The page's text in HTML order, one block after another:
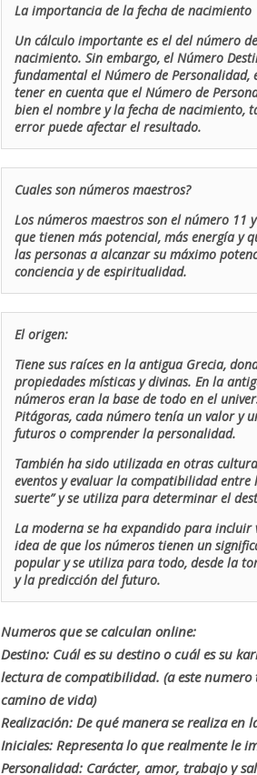
La importancia de la fecha de nacimiento
Un cálculo importante es el del número
nacimiento. Sin embargo, el Número
fundamental el Número de
tener en cuenta que el Número de
bien el nombre y la fecha de nacimiento,
error puede afectar el resultado.
Cuales son números maestros?
Los números maestros son el número 11
que tienen más potencial, más energía y
las personas a alcanzar su máximo
conciencia y de espiritualidad.
El origen:
Tiene sus raíces en la antigua Grecia,
propiedades místicas y divinas. En la
números eran la base de todo en el
Pitágoras, cada número tenía un valor y
futuros o comprender la personalidad.
También ha sido utilizada en otras
eventos y evaluar la compatibilidad entre
suerte” y se utiliza para determinar el
La moderna se ha expandido para incluir
idea de que los números tienen un
popular y se utiliza para todo, desde la
y la predicción del futuro.
Numeros que se calculan online:
Destino: Cuál es su destino o cuál es su
lectura de compatibilidad. (a este
camino de vida)
Realización: De qué manera se realiza en
Iniciales: Representa lo que realmente le
Personalidad: Carácter, amor, trabajo y